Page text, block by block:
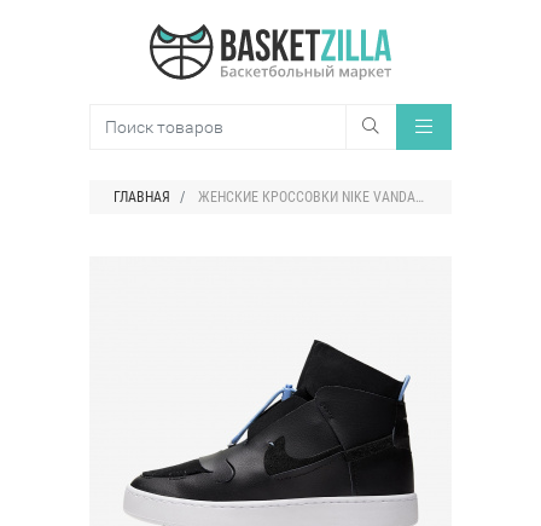
ГЛАВНАЯ ЖЕНСКИЕ КРОССОВКИ NIKE VANDALISED